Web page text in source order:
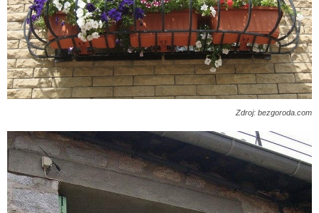
Zdroj: bezgoroda.com